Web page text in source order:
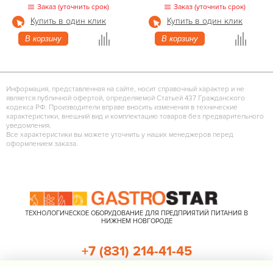
Заказ (уточнить срок)
Купить в один клик
В корзину
Заказ (уточнить срок)
Купить в один клик
В корзину
Информация, представленная на сайте, носит справочный характер и не
является публичной офертой, определяемой Статьей 437 Гражданского
кодекса РФ. Производители вправе вносить изменения в технические
характеристики, внешний вид и комплектацию товаров без предварительного
уведомления.
Все характеристики вы можете уточнить у наших менеджеров перед
оформлением заказа.
ТЕХНОЛОГИЧЕСКОЕ ОБОРУДОВАНИЕ ДЛЯ ПРЕДПРИЯТИЙ ПИТАНИЯ В
НИЖНЕМ НОВГОРОДЕ
+7 (831) 214-41-45